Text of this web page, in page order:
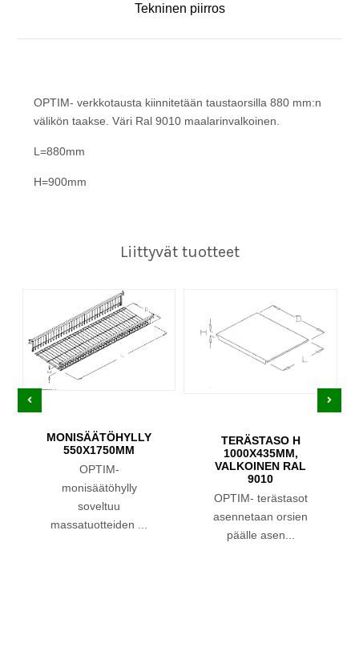
Tekninen piirros
OPTIM- verkkotausta kiinnitetään taustaorsilla 880 mm:n
välikön taakse. Väri Ral 9010 maalarinvalkoinen.
L=880mm
H=900mm
Liittyvät tuotteet
MONISÄÄTÖHYLLY
550X1750MM
OPTIM-
monisäätöhylly
soveltuu
massatuotteiden ...
TERÄSTASO H
1000X435MM,
VALKOINEN RAL
9010
OPTIM- terästasot
asennetaan orsien
päälle asen...